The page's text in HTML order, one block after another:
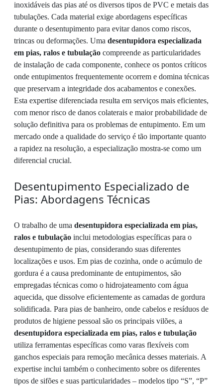
inoxidáveis das pias até os diversos tipos de PVC e metais das
tubulações. Cada material exige abordagens específicas
durante o desentupimento para evitar danos como riscos,
trincas ou deformações. Uma desentupidora especializada
em pias, ralos e tubulação compreende as particularidades
de instalação de cada componente, conhece os pontos críticos
onde entupimentos frequentemente ocorrem e domina técnicas
que preservam a integridade dos acabamentos e conexões.
Esta expertise diferenciada resulta em serviços mais eficientes,
com menor risco de danos colaterais e maior probabilidade de
solução definitiva para os problemas de entupimento. Em um
mercado onde a qualidade do serviço é tão importante quanto
a rapidez na resolução, a especialização mostra-se como um
diferencial crucial.
Desentupimento Especializado de
Pias: Abordagens Técnicas
O trabalho de uma desentupidora especializada em pias,
ralos e tubulação inclui metodologias específicas para o
desentupimento de pias, considerando suas diferentes
localizações e usos. Em pias de cozinha, onde o acúmulo de
gordura é a causa predominante de entupimentos, são
empregadas técnicas como o hidrojateamento com água
aquecida, que dissolve eficientemente as camadas de gordura
solidificada. Para pias de banheiro, onde cabelos e resíduos de
produtos de higiene pessoal são os principais vilões, a
desentupidora especializada em pias, ralos e tubulação
utiliza ferramentas específicas como varas flexíveis com
ganchos especiais para remoção mecânica desses materiais. A
expertise inclui também o conhecimento sobre os diferentes
tipos de sifões e suas particularidades – modelos tipo “S”, “P”